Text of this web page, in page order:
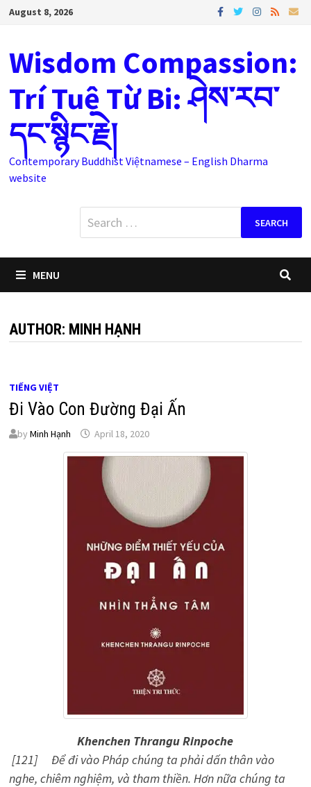
SkipAugust 8, 2026
Wisdom Compassion:
Trí Tuệ Từ Bi: ཤེས་རབ་
དང་སྙིང་རྗེ།
Contemporary Buddhist Việtnamese – English Dharma
website
Search
for:
MENU
AUTHOR: MINH HẠNH
TIẾNG VIỆT
Đi Vào Con Đường Đại Ấn
by Minh Hạnh April 18, 2020
Khenchen Thrangu Rinpoche
[121] Để đi vào Pháp chúng ta phải dấn thân vào
nghe, chiêm nghiệm, và tham thiền. Hơn nữa chúng ta